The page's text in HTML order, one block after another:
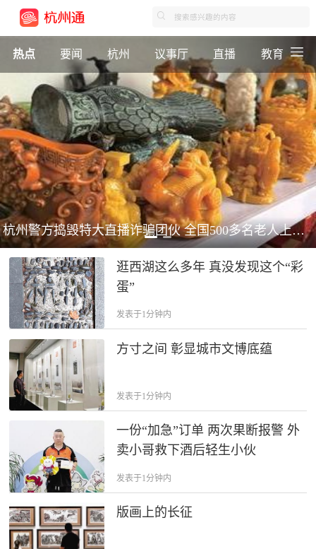
热点 要闻 杭州 议事厅 直播 教育
杭州警方捣毁特大直播诈骗团伙 全国500多名老人上当！
逛西湖这么多年 真没发现这个“彩
蛋”
发表于1分钟内
方寸之间 彰显城市文博底蕴
发表于1分钟内
一份“加急”订单 两次果断报警 外
卖小哥救下酒后轻生小伙
发表于1分钟内
版画上的长征